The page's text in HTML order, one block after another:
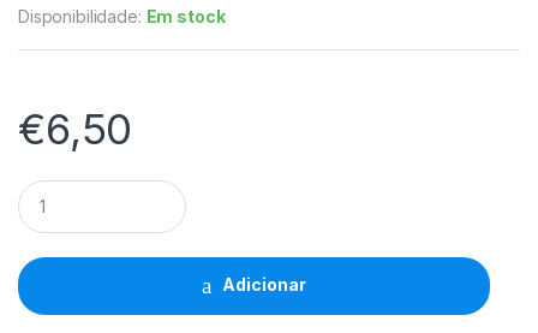
Disponibilidade: Em stock
€6,50
Rolo
Térmico
110x40x11
Pack
-
10
quantidade
Adicionar